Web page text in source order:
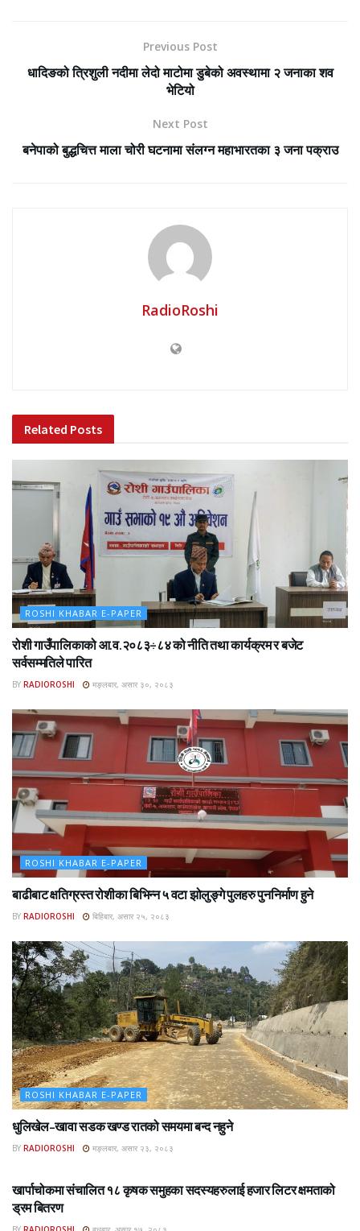
Previous Post
धादिङको त्रिशुली नदीमा लेदो माटोमा डुबेको अवस्थामा २ जनाका शव
भेटियो
Next Post
बनेपाको बुद्धचित्त माला चोरी घटनामा संलग्न महाभारतका ३ जना पक्राउ
RadioRoshi
Related Posts
ROSHI KHABAR E-PAPER
रोशी गाउँपालिकाको आ.व.२०८३÷८४ को नीति तथा कार्यक्रम र बजेट
सर्वसम्मतिले पारित
BY RADIOROSHI मङ्लबार, असार ३०, २०८३
ROSHI KHABAR E-PAPER
बाढीबाट क्षतिग्रस्त रोशीका बिभिन्न ५ वटा झोलुङ्गे पुलहरु पुननिर्माण हुने
BY RADIOROSHI बिहिबार, असार २५, २०८३
ROSHI KHABAR E-PAPER
धुलिखेल–खावा सडक खण्ड रातको समयमा बन्द नहुने
BY RADIOROSHI मङ्लबार, असार २३, २०८३
खार्पाचोकमा संचालित १८ कृषक समुहका सदस्यहरुलाई हजार लिटर क्षमताको
ड्रम बितरण